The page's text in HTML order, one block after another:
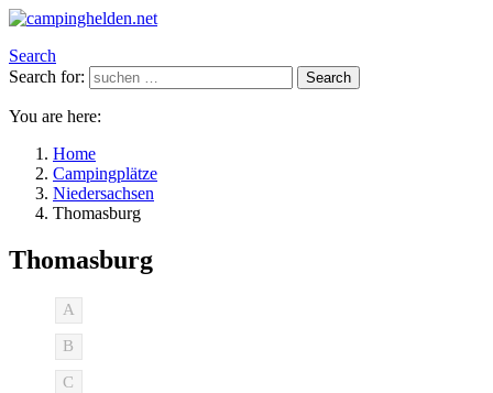
Search
Search for:
Search
You are here:
Home
Campingplätze
Niedersachsen
Thomasburg
Thomasburg
A
B
C